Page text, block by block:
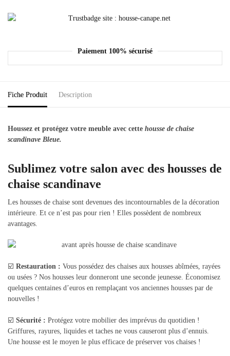
Paiement 100% sécurisé
Fiche Produit Description
Houssez et protégez votre meuble avec cette housse de chaise
scandinave Bleue.
Sublimez votre salon avec des housses de
chaise scandinave
Les housses de chaise sont devenues des incontournables de la décoration
intérieure. Et ce n’est pas pour rien ! Elles possèdent de nombreux
avantages.
☑️ Restauration : Vous possédez des chaises aux housses abîmées, rayées
ou usées ? Nos housses leur donneront une seconde jeunesse. Économisez
quelques centaines d’euros en remplaçant vos anciennes housses par de
nouvelles !
☑️ Sécurité : Protégez votre mobilier des imprévus du quotidien !
Griffures, rayures, liquides et taches ne vous causeront plus d’ennuis.
Une housse est le moyen le plus efficace de préserver vos chaises !